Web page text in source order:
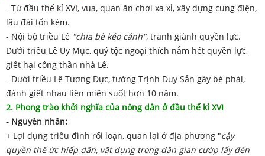
- Từ đầu thế kỉ XVI, vua, quan ăn chơi xa xỉ, xây dựng cung điện,
lâu đài tốn kém.
- Nội bộ triều Lê "chia bè kéo cánh", tranh giành quyền lực.
Dưới triều Lê Uy Mục, quý tộc ngoại thích nắm hết quyền lực,
giết hại công thần nhà Lê.
- Dưới triều Lê Tương Dực, tướng Trịnh Duy Sản gây bè phái,
đánh giết nhau liên miên suốt hơn 10 năm.
2. Phong trào khởi nghĩa của nông dân ở đầu thế kỉ XVI
- Nguyên nhân:
+ Lợi dụng triều đình rối loạn, quan lại ở địa phương "cậy
quyền thế ức hiếp dân, vật dụng trong dân gian cướp lấy đến